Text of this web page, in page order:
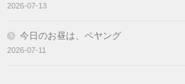
2026-07-13
今日のお昼は、ペヤング
2026-07-11